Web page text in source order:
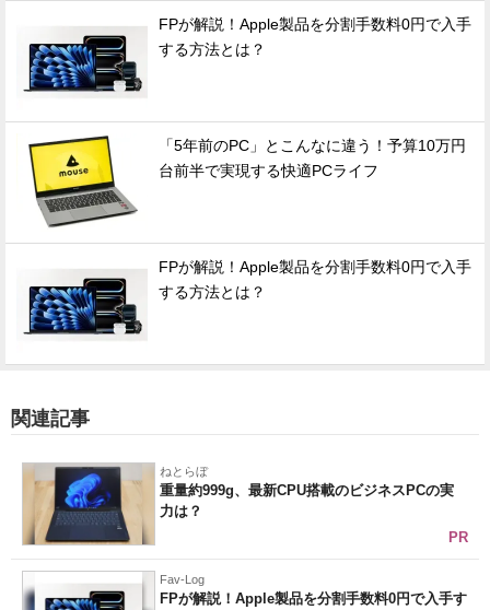
FPが解説！Apple製品を分割手数料0円で入手
する方法とは？
「5年前のPC」とこんなに違う！予算10万円
台前半で実現する快適PCライフ
FPが解説！Apple製品を分割手数料0円で入手
する方法とは？
関連記事
ねとらぼ
重量約999g、最新CPU搭載のビジネスPCの実
力は？
PR
Fav-Log
FPが解説！Apple製品を分割手数料0円で入手す